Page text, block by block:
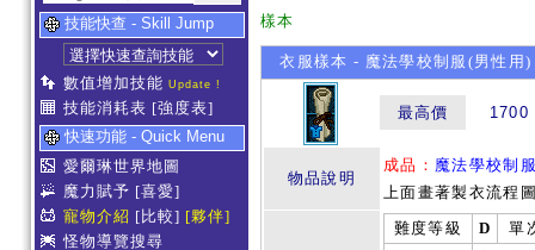
技能快查 - Skill Jump
數值增加技能 Update !
技能消耗表 [強度表]
快速功能 - Quick Menu
愛爾琳世界地圖
魔力賦予 [喜愛]
寵物介紹 [比較] [夥伴]
怪物導覽搜尋
樣本
衣服樣本 - 魔法學校制服(男性用)
最高價 1700
物品說明
成品： 魔法學校制
上面畫著製衣流程
難度等級 D
單